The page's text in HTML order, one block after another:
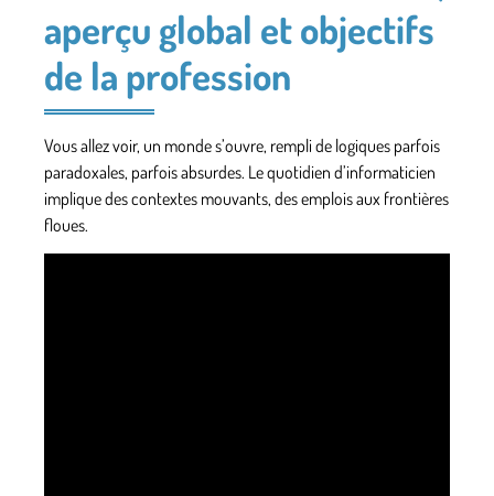
aperçu global et objectifs
de la profession
Vous allez voir, un monde s’ouvre, rempli de logiques parfois
paradoxales, parfois absurdes. Le quotidien d’informaticien
implique des contextes mouvants, des emplois aux frontières
floues.